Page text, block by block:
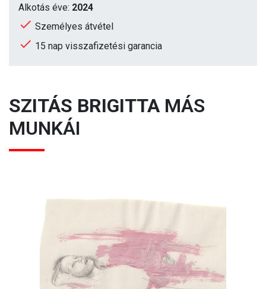
Alkotás éve: 2024
Személyes átvétel
15 nap visszafizetési garancia
SZITÁS BRIGITTA MÁS
MUNKÁI